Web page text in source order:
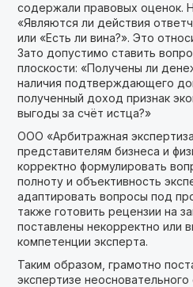
содержали правовых оценок.
«Являются ли действия
или «Есть ли вина?». Это
Зато допустимо ставить
плоскости: «Получены ли
наличия подтверждающего
полученный доход признак
выгоды за счёт истца?»
ООО «Арбитражная
представителям бизнеса и
корректно формулировать
полноту и объективность
адаптировать вопросы под
также готовить рецензии на
поставлены некорректно или
компетенции эксперта.
Таким образом, грамотно
экспертизе